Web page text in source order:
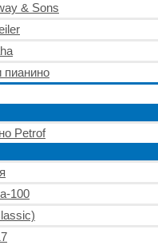
& Sons
пианино
Petrof
100